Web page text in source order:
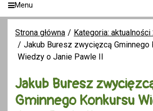
Menu
Strona główna
Kategoria:
Jakub Buresz zwycięzcą Gminnego
Wiedzy o Janie Pawle II
Jakub Buresz
Gminnego Konkursu